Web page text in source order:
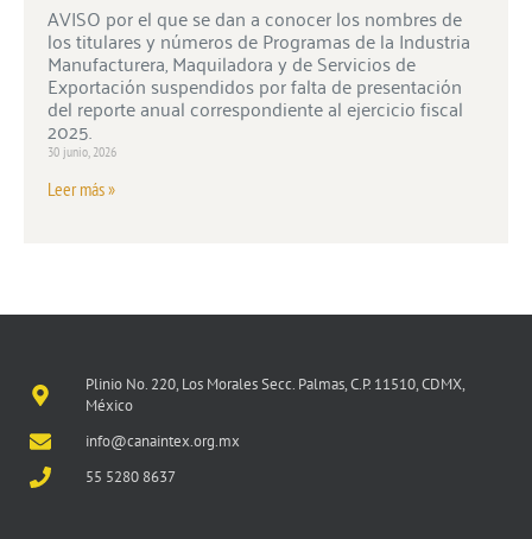
AVISO por el que se dan a conocer los nombres de
los titulares y números de Programas de la Industria
Manufacturera, Maquiladora y de Servicios de
Exportación suspendidos por falta de presentación
del reporte anual correspondiente al ejercicio fiscal
2025.
30 junio, 2026
Leer más »
Plinio No. 220, Los Morales Secc. Palmas, C.P. 11510, CDMX,
México
info@canaintex.org.mx
55 5280 8637